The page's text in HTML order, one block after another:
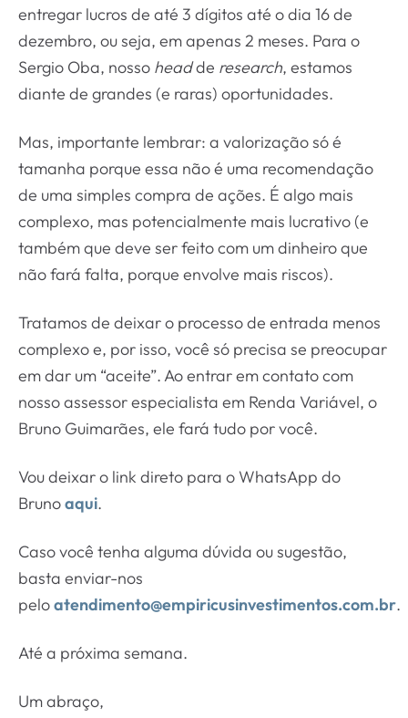
entregar lucros de até 3 dígitos até o dia 16 de
dezembro, ou seja, em apenas 2 meses. Para o
Sergio Oba, nosso headde research, estamos
diante de grandes (e raras) oportunidades.
Mas, importante lembrar: a valorização só é
tamanha porque essa não é uma recomendação
de uma simples compra de ações. É algo mais
complexo, mas potencialmente mais lucrativo (e
também que deve ser feito com um dinheiro que
não fará falta, porque envolve mais riscos).
Tratamos de deixar o processo de entrada menos
complexo e, por isso, você só precisa se preocupar
em dar um “aceite”. Ao entrar em contato com
nosso assessor especialista em Renda Variável, o
Bruno Guimarães, ele fará tudo por você.
Vou deixar o link direto para o WhatsApp do
Brunoaqui.
Caso você tenha alguma dúvida ou sugestão,
basta enviar-nos
peloatendimento@empiricusinvestimentos.com.br.
Até a próxima semana.
Um abraço,